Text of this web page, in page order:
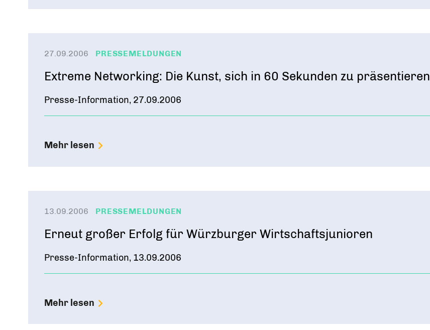
27.09.2006 PRESSEMELDUNGEN
Extreme Networking: Die Kunst, sich in 60 Sekunden zu präsentieren
Presse-Information, 27.09.2006
Mehr lesen
13.09.2006 PRESSEMELDUNGEN
Erneut großer Erfolg für Würzburger Wirtschaftsjunioren
Presse-Information, 13.09.2006
Mehr lesen